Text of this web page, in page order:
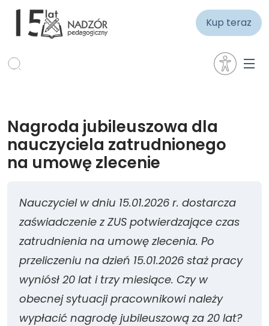
Kup teraz
Nagroda jubileuszowa dla
nauczyciela zatrudnionego
na umowę zlecenie
Nauczyciel w dniu 15.01.2026 r. dostarcza
zaświadczenie z ZUS potwierdzające czas
zatrudnienia na umowę zlecenia. Po
przeliczeniu na dzień 15.01.2026 staż pracy
wyniósł 20 lat i trzy miesiące. Czy w
obecnej sytuacji pracownikowi należy
wypłacić nagrodę jubileuszową za 20 lat?